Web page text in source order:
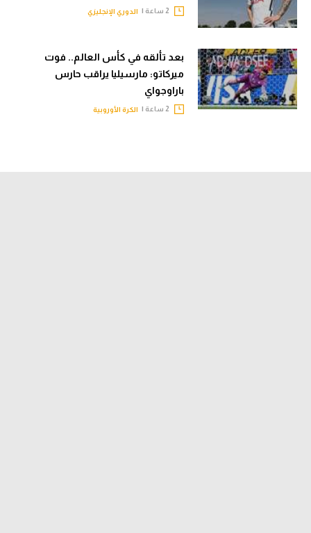
الدوري الإنجليزي
بعد تألقه في كأس العالم.. فوت
ميركاتو: مارسيليا يراقب حارس
باراوجواي
الكرة الأوروبية